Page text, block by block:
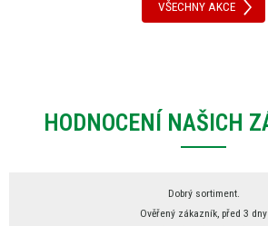
VŠECHNY AKCE
HODNOCENÍ NAŠICH
Dobrý sortiment.
Ověřený zákazník, před 3 dny